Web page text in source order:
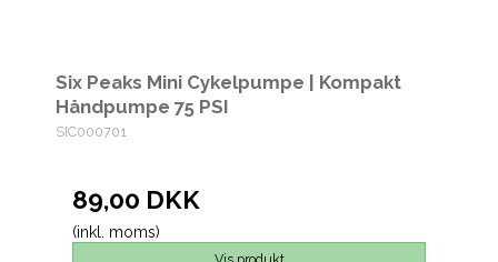
Six Peaks Mini Cykelpumpe | Kompakt
Håndpumpe 75 PSI
SIC000701
89,00 DKK
(inkl. moms)